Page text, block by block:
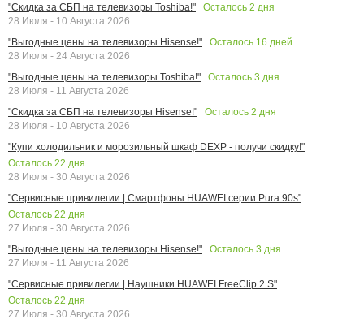
"Скидка за СБП на телевизоры Toshiba!"
Осталось 2 дня
28 Июля - 10 Августа 2026
"Выгодные цены на телевизоры Hisense!"
Осталось 16 дней
28 Июля - 24 Августа 2026
"Выгодные цены на телевизоры Toshiba!"
Осталось 3 дня
28 Июля - 11 Августа 2026
"Скидка за СБП на телевизоры Hisense!"
Осталось 2 дня
28 Июля - 10 Августа 2026
"Купи холодильник и морозильный шкаф DEXP - получи скидку!"
Осталось 22 дня
28 Июля - 30 Августа 2026
"Сервисные привилегии | Смартфоны HUAWEI серии Pura 90s"
Осталось 22 дня
27 Июля - 30 Августа 2026
"Выгодные цены на телевизоры Hisense!"
Осталось 3 дня
27 Июля - 11 Августа 2026
"Сервисные привилегии | Наушники HUAWEI FreeClip 2 S"
Осталось 22 дня
27 Июля - 30 Августа 2026